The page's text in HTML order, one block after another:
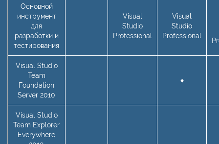
Основной
инструмент
для
разработки и
тестирования
Visual
Studio
Professional
Visual
Studio
Professional
Visual Studio
Team
Foundation
Server 2010
♦
Visual Studio
Team Explorer
Everywhere